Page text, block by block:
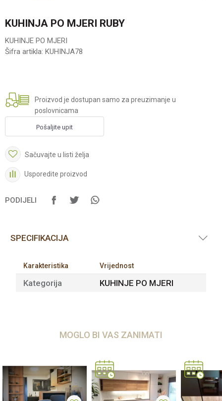
KUHINJA PO MJERI RUBY
KUHINJE PO MJERI
Šifra artikla: KUHINJA78
Proizvod je dostupan samo za preuzimanje u
poslovnicama
Pošaljite upit
Sačuvajte u listi želja
Usporedite proizvod
PODIJELI
SPECIFIKACIJA
Karakteristika Vrijednost
Kategorija KUHINJE PO MJERI
MOGLO BI VAS ZANIMATI